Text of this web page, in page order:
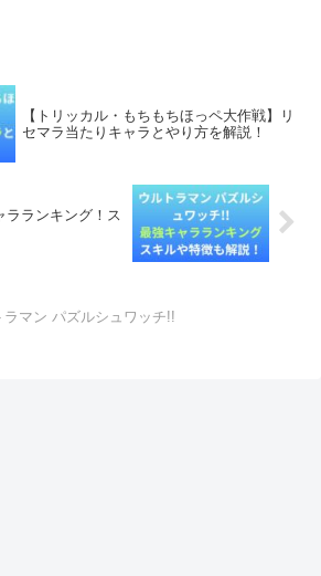
【トリッカル・もちもちほっペ大作戦】リ
セマラ当たりキャラとやり方を解説！
ラランキング！ス
ラマン パズルシュワッチ!!